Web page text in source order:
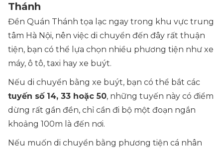
Thánh
Đền Quán Thánh tọa lạc ngay trong khu vực trung
tâm Hà Nội, nên việc di chuyển đến đây rất thuận
tiện, bạn có thể lựa chọn nhiều phương tiện như xe
máy, ô tô, taxi hay xe buýt.
Nếu di chuyển bằng xe buýt, bạn có thể bắt các
tuyến số 14, 33 hoặc 50, những tuyến này có điểm
dừng rất gần đền, chỉ cần đi bộ một đoạn ngắn
khoảng 100m là đến nơi.
Nếu muốn di chuyển bằng phương tiện cá nhân